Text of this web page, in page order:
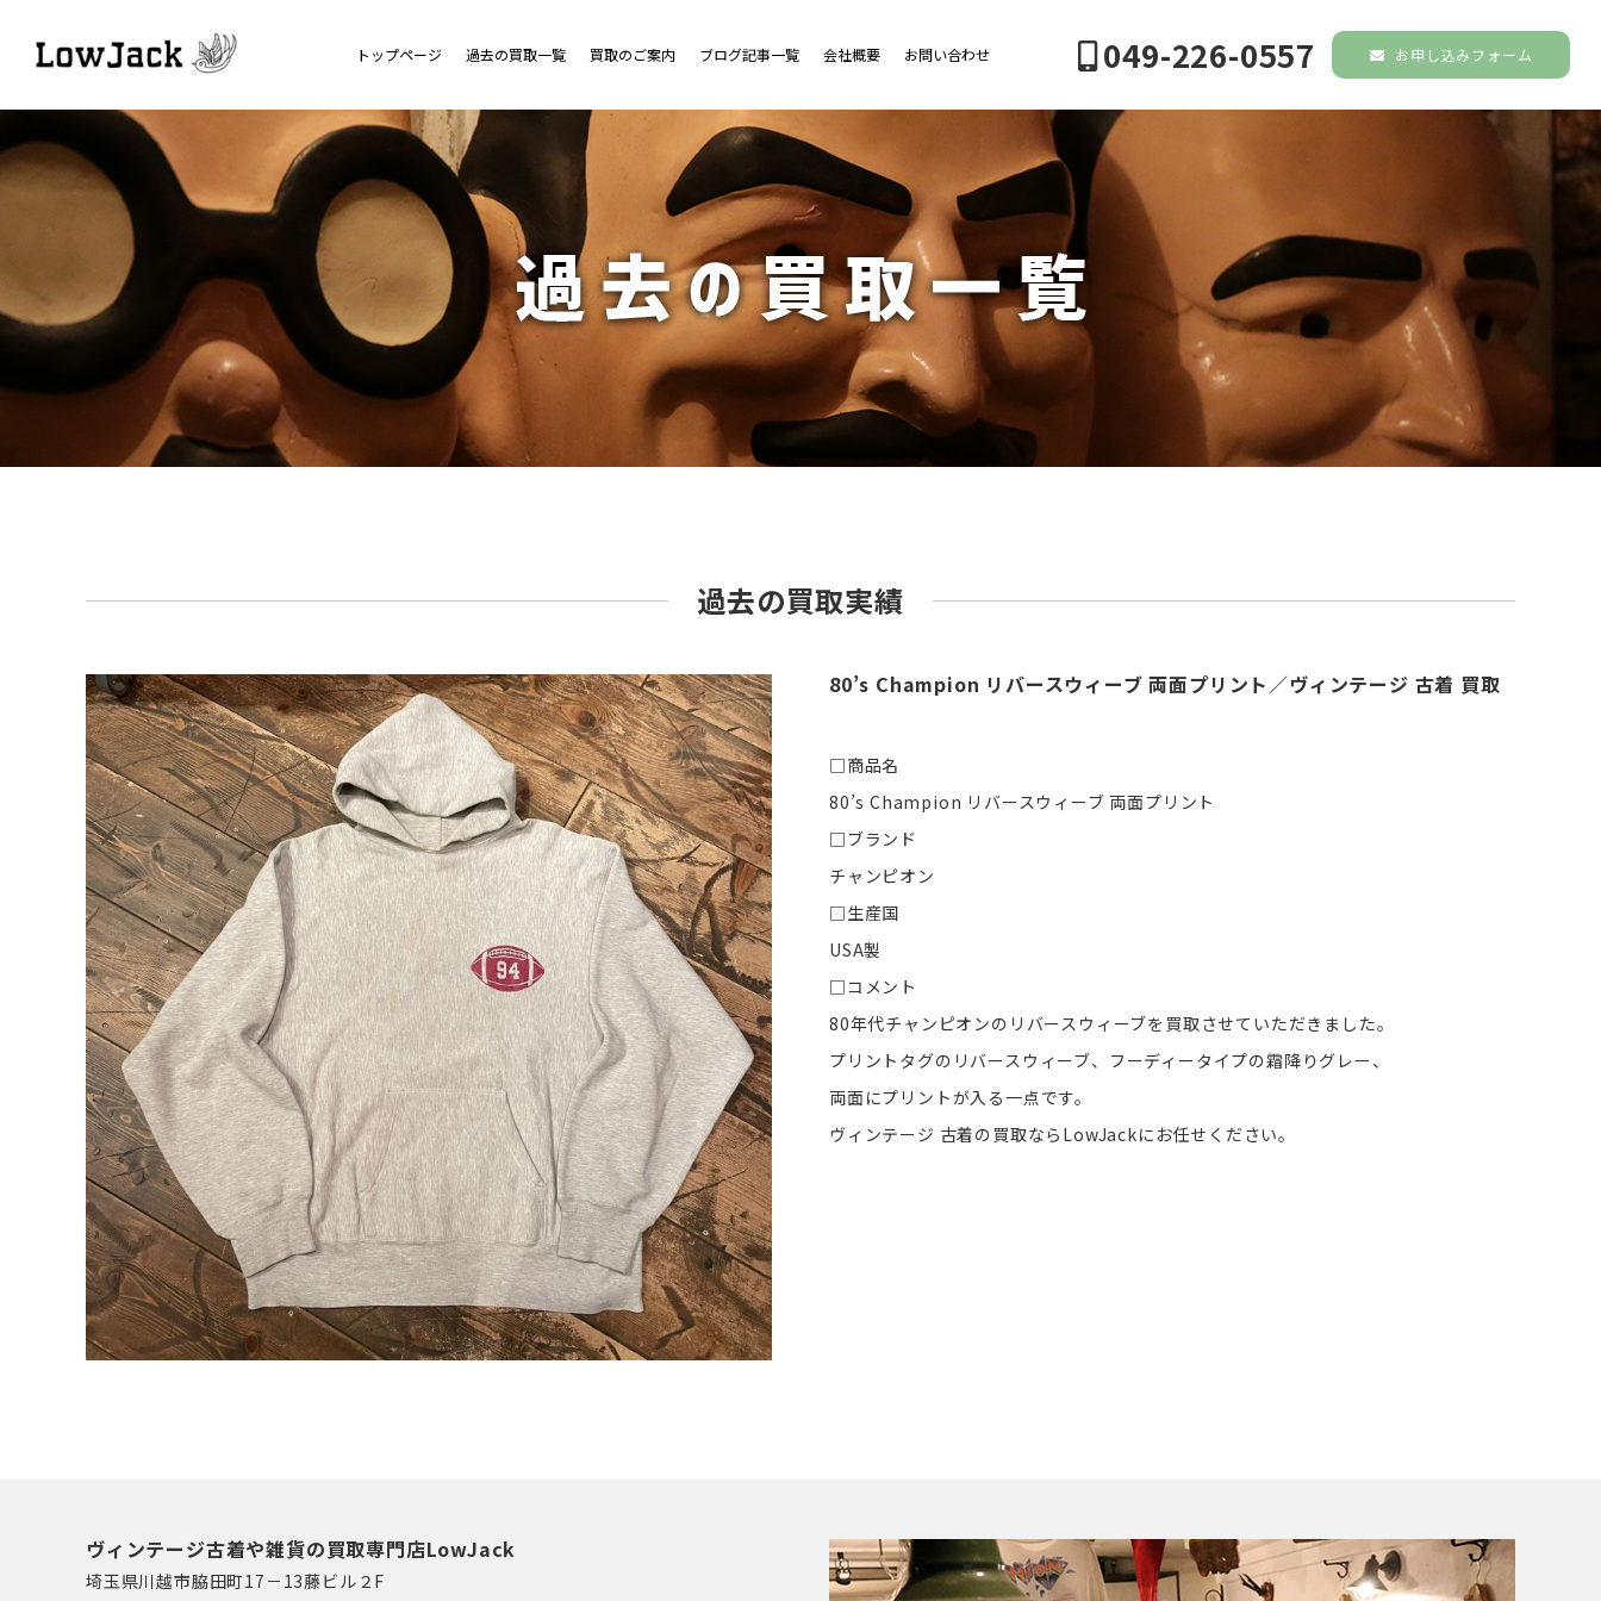
トップページ 過去の買取一覧 買取のご案内 ブログ記事一覧 会社概要 お問い合わせ 049-226-0557 お申し込みフォーム
過去の買取実績
80’s Champion リバースウィーブ 両面プリント／ヴィンテージ 古着 買取
□商品名
80’s Champion リバースウィーブ 両面プリント
□ブランド
チャンピオン
□生産国
USA製
□コメント
80年代チャンピオンのリバースウィーブを買取させていただきました。
プリントタグのリバースウィーブ、フーディータイプの霜降りグレー、
両面にプリントが入る一点です。
ヴィンテージ 古着の買取ならLowJackにお任せください。
ヴィンテージ古着や雑貨の買取専門店LowJack
埼玉県川越市脇田町17－13藤ビル２F